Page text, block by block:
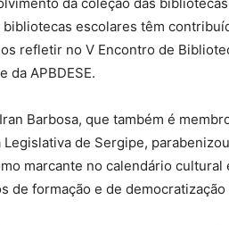
escolares têm
refletir no V Encontro de
da APBDESE.
Barbosa, que também é
de Sergipe,
marcante no calendário
de formação e de